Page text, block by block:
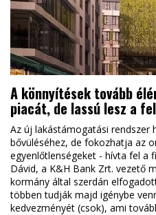
A könnyítések tovább
piacát, de lassú lesz a
Az új lakástámogatási rendszer
bővüléséhez, de fokozhatja az
egyenlőtlenségeket - hívta fel a
Dávid, a K&H Bank Zrt. vezető
kormány által szerdán
többen tudják majd igénybe
kedvezményét (csok), ami